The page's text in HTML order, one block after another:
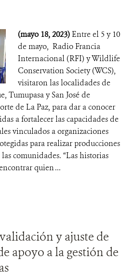
(mayo 18, 2023)Entre el 5 y 10
de mayo, Radio Francia
Internacional (RFI) y Wildlife
Conservation Society (WCS),
visitaron las localidades de
Tumupasa y San José de
de La Paz, para dar a conocer
a fortalecer las capacidades de
vinculados a organizaciones
para realizar producciones
comunidades. “Las historias
quien ...
y ajuste de
apoyo a la gestión de